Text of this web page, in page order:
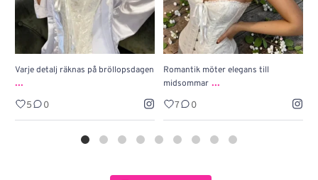
Varje detalj räknas på bröllopsdagen
...
5 0
Romantik möter elegans till
midsommar ...
7 0